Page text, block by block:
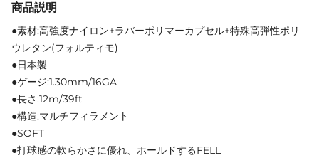
商品説明
●素材:高強度ナイロン+ラバーポリマーカプセル+特殊高弾性ポリ
ウレタン(フォルティモ)
●日本製
●ゲージ:1.30mm/16GA
●長さ:12m/39ft
●構造:マルチフィラメント
●SOFT
●打球感の軟らかさに優れ、ホールドするFELL